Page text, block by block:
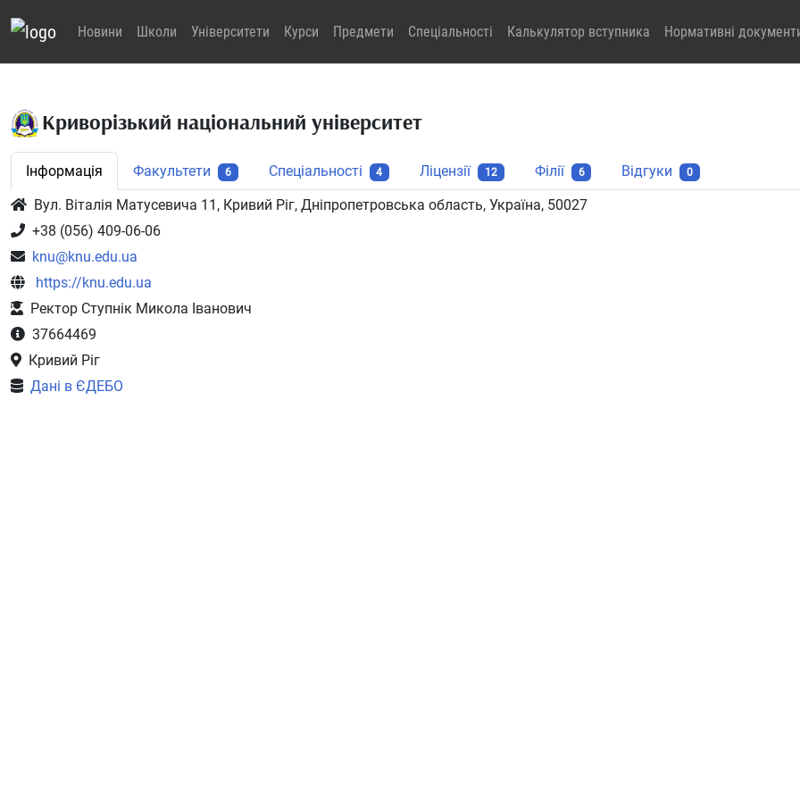
Новини Школи Університети Курси Предмети Спеціальності Калькулятор вступника Нормативні
Криворізький національний університет
Інформація Факультети 6 Спеціальності 4 Ліцензії 12 Філії 6 Відгуки 0
Вул. Віталія Матусевича 11, Кривий Ріг, Дніпропетровська область, Україна, 50027
+38 (056) 409-06-06
knu@knu.edu.ua
https://knu.edu.ua
Ректор Ступнік Микола Іванович
37664469
Кривий Ріг
Дані в ЄДЕБО